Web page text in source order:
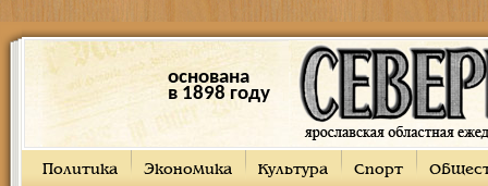
основана
в 1898 году
Политика Экономика Культура Спорт